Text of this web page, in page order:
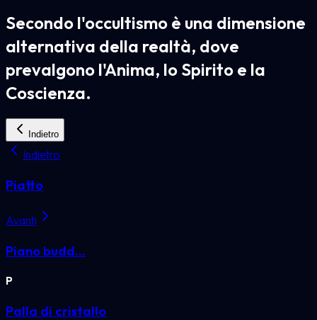
Secondo l'occultismo è una dimensione
alternativa della realtà, dove
prevalgono l'Anima, lo Spirito e la
Coscienza.
Indietro
Indietro
Piatto
Avanti
Piano budd...
P
Palla di cristallo